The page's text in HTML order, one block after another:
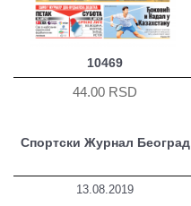
10469
44.00 RSD
Спортски Журнал Београд
13.08.2019